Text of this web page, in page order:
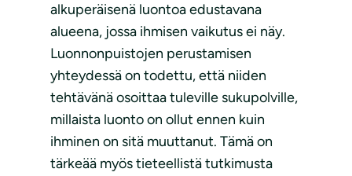
alkuperäisenä luontoa edustavana
alueena, jossa ihmisen vaikutus ei näy.
Luonnonpuistojen perustamisen
yhteydessä on todettu, että niiden
tehtävänä osoittaa tuleville sukupolville,
millaista luonto on ollut ennen kuin
ihminen on sitä muuttanut. Tämä on
tärkeää myös tieteellistä tutkimusta